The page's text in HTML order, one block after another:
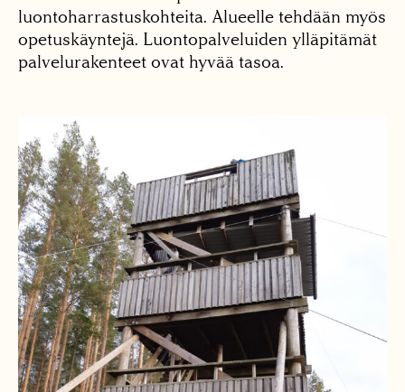
luontoharrastuskohteita. Alueelle tehdään myös
opetuskäyntejä. Luontopalveluiden ylläpitämät
palvelurakenteet ovat hyvää tasoa.